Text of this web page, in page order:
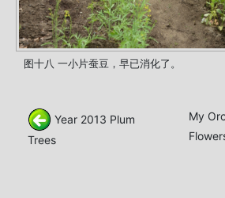
图十八 一小片蚕豆，早已消化了。
Year 2013 Plum
Trees
My